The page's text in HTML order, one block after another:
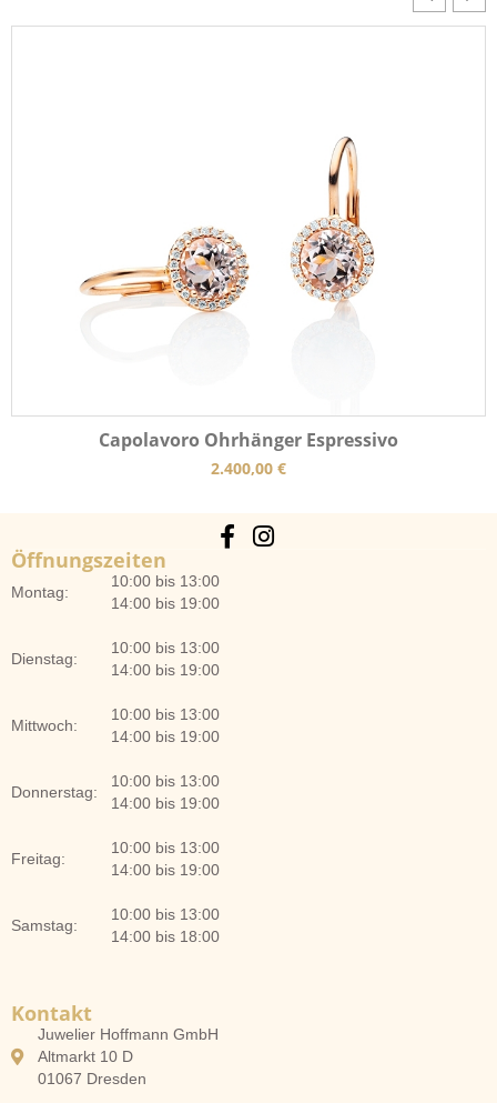
Capolavoro Ohrhänger Espressivo
2.400,00 €
Öffnungszeiten
Montag:
10:00 bis 13:00
14:00 bis 19:00
Dienstag:
10:00 bis 13:00
14:00 bis 19:00
Mittwoch:
10:00 bis 13:00
14:00 bis 19:00
Donnerstag:
10:00 bis 13:00
14:00 bis 19:00
Freitag:
10:00 bis 13:00
14:00 bis 19:00
Samstag:
10:00 bis 13:00
14:00 bis 18:00
Kontakt
Juwelier Hoffmann GmbH
Altmarkt 10 D
01067 Dresden